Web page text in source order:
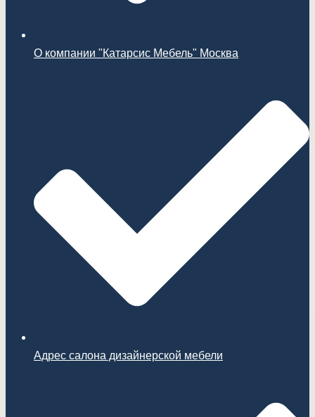
О компании "Катарсис Мебель" Москва
Адрес салона дизайнерской мебели